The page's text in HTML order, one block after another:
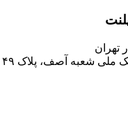
تهران، زعفرانیه، خیابان اعجازی، جنب بانک ملی شعبه آصف، پلاک ۴۹